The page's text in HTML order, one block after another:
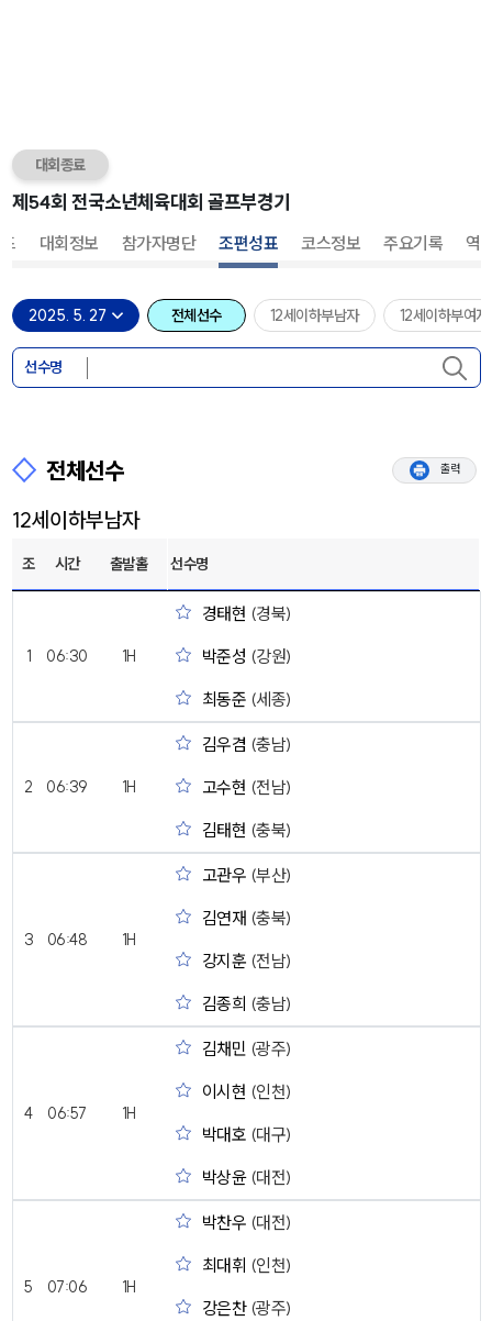
대회종료
대회정보 참가자명단 조편성표 코스정보 주요기록 역
전체선수 12세이하부남자 12세이하부여자
선수명
전체선수 출력
12세이하부남자
조 시간 출발홀 선수명
1 06:30 1H
경태현 (경북)
박준성 (강원)
최동준 (세종)
2 06:39 1H
김우겸 (충남)
고수현 (전남)
김태현 (충북)
3 06:48 1H
고관우 (부산)
김연재 (충북)
강지훈 (전남)
김종희 (충남)
4 06:57 1H
김채민 (광주)
이시현 (인천)
박대호 (대구)
박상윤(대전)
5 07:06 1H
박찬우 (대전)
최대휘 (인천)
강은찬(광주)